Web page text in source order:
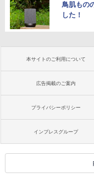
鳥肌もの
した！
本サイトのご利用について
広告掲載のご案内
プライバシーポリシー
インプレスグループ